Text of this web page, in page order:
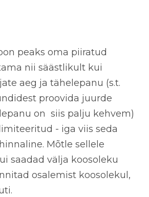
peaks oma piiratud
nii säästlikult kui
aeg ja tähelepanu (s.t.
proovida juurde
on siis palju kehvem)
- iga viis seda
Mõtle sellele
saadad välja koosoleku
osalemist koosolekul,